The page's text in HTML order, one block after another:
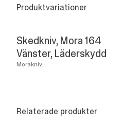
Produktvariationer
Skedkniv, Mora 164
Vänster, Läderskydd
Morakniv
Relaterade produkter